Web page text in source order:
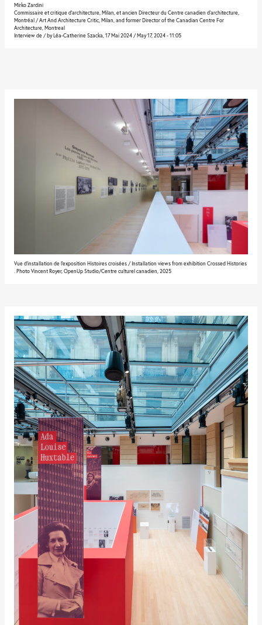
Mirko Zardini
Commissaire et critique d’architecture, Milan, et ancien Directeur du Centre canadien d’architecture,
Montréal / Art And Architecture Critic, Milan, and former Director of the Canadian Centre For
Architecture, Montreal
Interview de / by Léa-Catherine Szacka, 17 Mai 2024 / May 17, 2024 - 11:05
Vue d'installation de l'exposition Histoires croisées / Installation views from exhibition Crossed Histories
. Photo Vincent Royer, OpenUp Studio/Centre culturel canadien, 2025